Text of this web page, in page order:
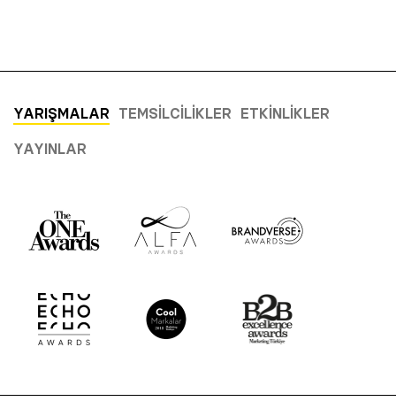
YARIŞMALAR TEMSILCILIKLER ETKINLIKLER
YAYINLAR